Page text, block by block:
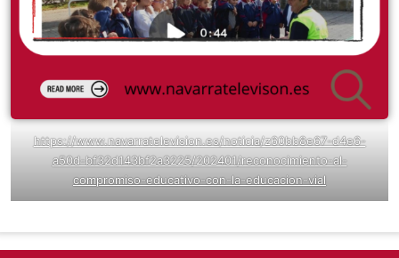
https://www.navarratelevision.es/noticia/z60bb8e67-d4e6-
a50d-bf32d143bf2a3225/202401/reconocimiento-al-
compromiso-educativo-con-la-educacion-vial